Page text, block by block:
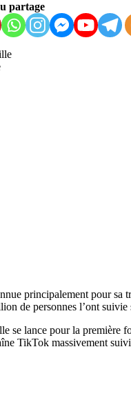
partage
principalement pour sa
de personnes l’ont
se lance pour la première
TikTok massivement